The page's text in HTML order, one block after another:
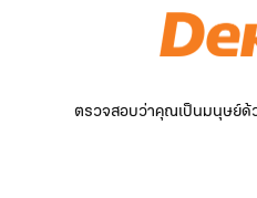
ตรวจสอบว่าคุณเป็นมนุษย์ด้